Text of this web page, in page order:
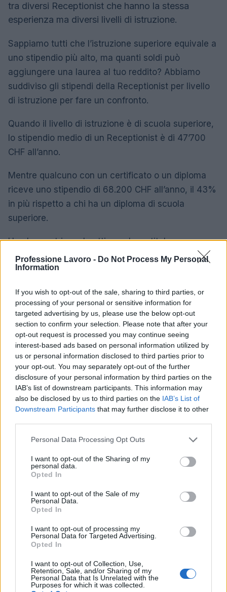
Professione Lavoro - Do Not Process My Personal
Information
If you wish to opt-out of the sale, sharing to third parties, or
processing of your personal or sensitive information for
targeted advertising by us, please use the below opt-out
section to confirm your selection. Please note that after your
opt-out request is processed you may continue seeing
interest-based ads based on personal information utilized by
us or personal information disclosed to third parties prior to
your opt-out. You may separately opt-out of the further
disclosure of your personal information by third parties on the
IAB’s list of downstream participants. This information may
also be disclosed by us to third parties on the IAB’s List of
Downstream Participants that may further disclose it to other
Please note that this website/app uses one or more Google
not limited to your visit or usage behaviour. You may click to
grant or deny consent to Google and its third-party tags to
use your data for below specified purposes in below Google
consent section.
Personal Data Processing Opt Outs
I want to opt-out of the Sharing of my
personal data.
Opted In
I want to opt-out of the Sale of my
Personal Data.
Opted In
I want to opt-out of processing my
Personal Data for Targeted Advertising.
Opted In
I want to opt-out of Collection, Use,
Retention, Sale, and/or Sharing of my
Personal Data that Is Unrelated with the
Purposes for which it was collected.
tra diversi Receptionist che hanno la stessa
esperienza ma diversi livelli di istruzione.
Sappiamo tutti che l’istruzione superiore equivale a
uno stipendio più alto, ma quanti soldi può
aggiungere una laurea al tuo reddito? Abbiamo
suddiviso gli stipendi della Receptionist per livello
di istruzione per fare un confronto.
Quando il livello di istruzione è di scuola superiore,
lo stipendio medio di un Receptionist è di 47’700
CHF all’anno.
Mentre qualcuno con un certificato o un diploma
riceve uno stipendio di 68.200 CHF all’anno, il 43%
in più rispetto a chi ha un diploma di scuola
superiore.
Una laurea triennale ottiene al suo titolare uno
stipendio medio di 94.200 CHF all’anno, il 38% in
più rispetto a chi ha un certificato o un diploma.
Receptionist Differenza salariale media per
livello di istruzione in Svizzera
Scuola superiore
47,700
CHF
Certificato o Diploma + 43%
68.200
CHF
Laurea triennale + 38% 94.200 CHF
L’aumento e la diminuzione percentuali sono relativi al
valore precedente
Differenza salariale tipica per istruzione
per la maggior parte delle carriere
Confronto salariale receptionist per
genere
Sebbene il genere non dovrebbe avere un effetto
sulla retribuzione, in realtà lo fa. Quindi chi viene
pagato di più: uomini o donne? I dipendenti di